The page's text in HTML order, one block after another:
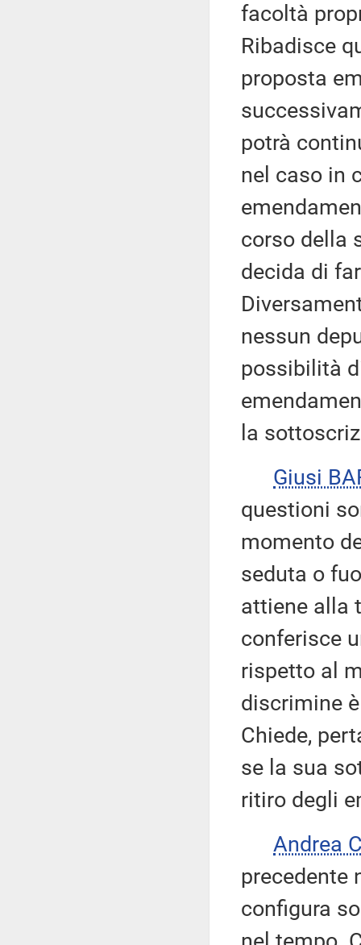
facoltà
Ribadisce
proposta
potrà
nel caso in
corso della
decida di
nessun
possibilità
la
Giusi
questioni
momento
seduta o
attiene alla
conferisce
rispetto al
discrimine
Chiede,
se la sua
ritiro degli
Andrea
precedente
configura